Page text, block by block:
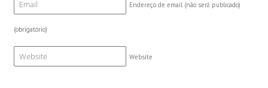
Endereço de email (não será publicado)
(obrigatório)
Website